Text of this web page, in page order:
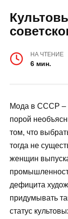
НА ЧТЕНИЕ
6 мин.
Мода в СССР –
порой
том, что
тогда не
женщин
дефицита
придумывать
статус